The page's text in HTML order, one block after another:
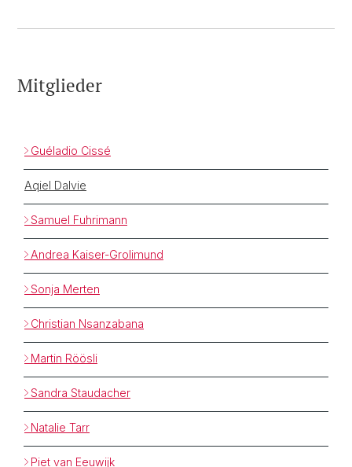
Mitglieder
Guéladio Cissé
Aqiel Dalvie
Samuel Fuhrimann
Andrea Kaiser-Grolimund
Sonja Merten
Christian Nsanzabana
Martin Röösli
Sandra Staudacher
Natalie Tarr
Piet van Eeuwijk